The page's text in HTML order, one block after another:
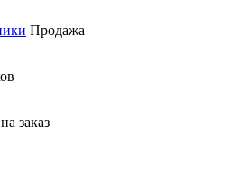
Продажа
заказ